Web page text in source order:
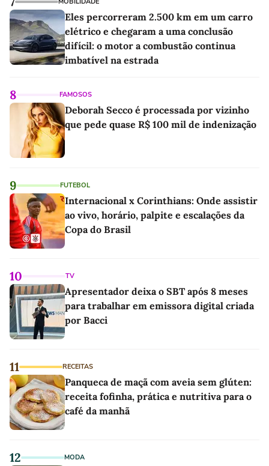
Eles percorreram 2.500 km em um carro
elétrico e chegaram a uma conclusão
difícil: o motor a combustão continua
imbatível na estrada
8 FAMOSOS
Deborah Secco é processada por vizinho
que pede quase R$ 100 mil de indenização
9 FUTEBOL
Internacional x Corinthians: Onde assistir
ao vivo, horário, palpite e escalações da
Copa do Brasil
10 TV
Apresentador deixa o SBT após 8 meses
para trabalhar em emissora digital criada
por Bacci
11 RECEITAS
Panqueca de maçã com aveia sem glúten:
receita fofinha, prática e nutritiva para o
café da manhã
12 MODA